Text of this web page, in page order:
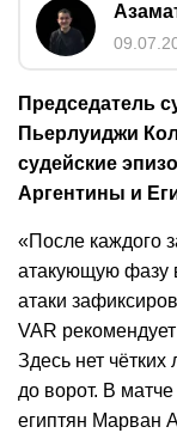
Председатель
Пьерлуиджи
судейские
Аргентины и
«После каждого
атакующую фазу
атаки
VAR
Здесь нет
до ворот. В
египтян Марван